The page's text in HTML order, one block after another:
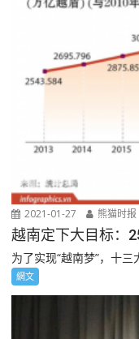
2021-01-27 熊猫时报
越南定下大目标：
为了实现“越南梦”，十三
網文